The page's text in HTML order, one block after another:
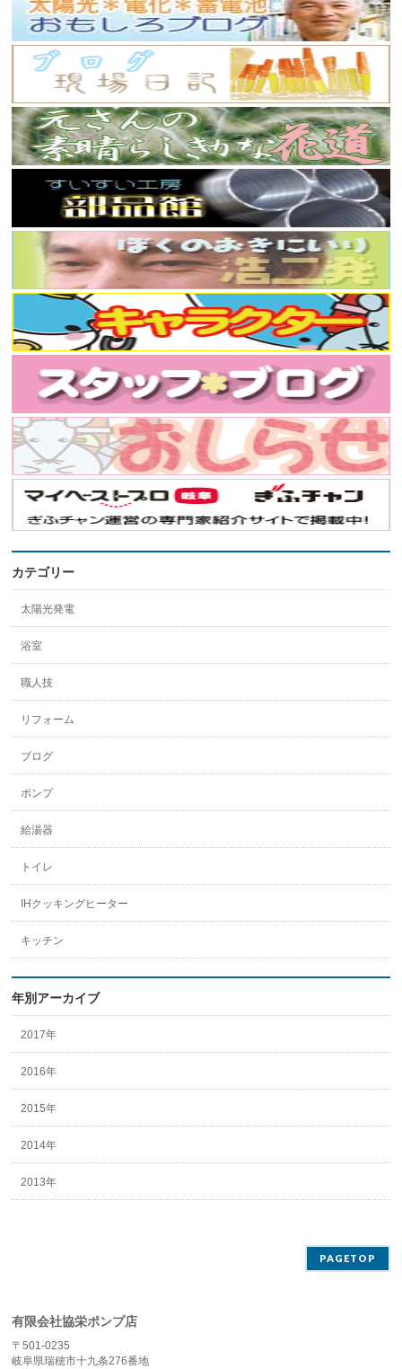
カテゴリー
太陽光発電
浴室
職人技
リフォーム
ブログ
ポンプ
給湯器
トイレ
IHクッキングヒーター
キッチン
年別アーカイブ
2017年
2016年
2015年
2014年
2013年
PAGETOP
有限会社協栄ポンプ店
〒501-0235
岐阜県瑞穂市十九条276番地